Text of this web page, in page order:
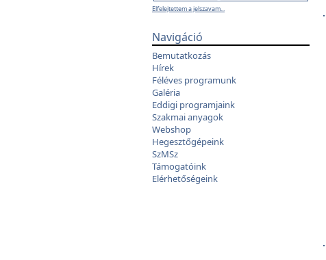
Elfelejtettem a jelszavam...
Navigáció
Bemutatkozás
Hírek
Féléves programunk
Galéria
Eddigi programjaink
Szakmai anyagok
Webshop
Hegesztőgépeink
SzMSz
Támogatóink
Elérhetőségeink